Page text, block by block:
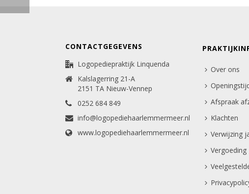
CONTACTGEGEVENS
Logopediepraktijk Linquenda
Kalslagerring 21-A
2151 TA Nieuw-Vennep
0252 684 849
info@logopediehaarlemmermeer.nl
www.logopediehaarlemmermeer.nl
Over ons
Afspraak
Klachten
Verwijzing
Vergoeding